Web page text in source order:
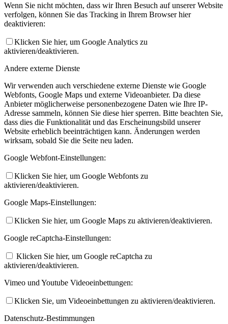
Wenn Sie nicht möchten, dass wir Ihren Besuch auf unserer Website
verfolgen, können Sie das Tracking in Ihrem Browser hier
deaktivieren:
Klicken Sie hier, um Google Analytics zu
aktivieren/deaktivieren.
Andere externe Dienste
Wir verwenden auch verschiedene externe Dienste wie Google
Webfonts, Google Maps und externe Videoanbieter. Da diese
Anbieter möglicherweise personenbezogene Daten wie Ihre IP-
Adresse sammeln, können Sie diese hier sperren. Bitte beachten Sie,
dass dies die Funktionalität und das Erscheinungsbild unserer
Website erheblich beeinträchtigen kann. Änderungen werden
wirksam, sobald Sie die Seite neu laden.
Google Webfont-Einstellungen:
Klicken Sie hier, um Google Webfonts zu
aktivieren/deaktivieren.
Google Maps-Einstellungen:
Klicken Sie hier, um Google Maps zu aktivieren/deaktivieren.
Google reCaptcha-Einstellungen:
Klicken Sie hier, um Google reCaptcha zu
aktivieren/deaktivieren.
Vimeo und Youtube Videoeinbettungen:
Klicken Sie, um Videoeinbettungen zu aktivieren/deaktivieren.
Datenschutz-Bestimmungen